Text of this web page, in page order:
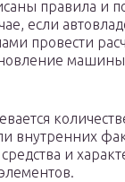
правила и
если
провести
внутренних
и